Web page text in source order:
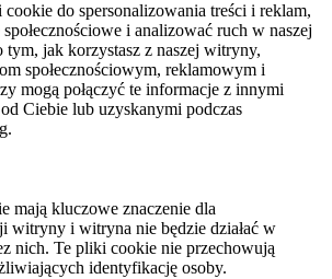
do spersonalizowania treści i reklam,
i analizować ruch w naszej
jak korzystasz z naszej witryny,
społecznościowym, reklamowym i
mogą połączyć te informacje z innymi
Ciebie lub uzyskanymi podczas
mają kluczowe znaczenie dla
witryny i witryna nie będzie działać w
nich. Te pliki cookie nie przechowują
identyfikację osoby.